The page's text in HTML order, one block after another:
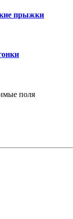
прыжки
поля